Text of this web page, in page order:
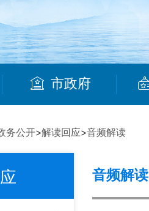
市政府
务公开>解读回应>音频解读
音频解读